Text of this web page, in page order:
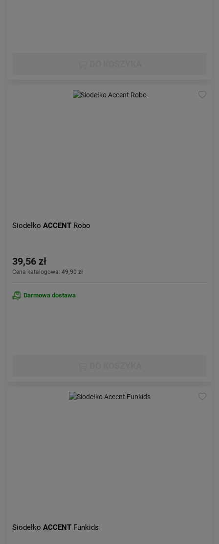
Siodełko ACCENT Robo
39,56 zł
Cena katalogowa: 49,90 zł
Darmowa dostawa
Siodełko ACCENT Funkids